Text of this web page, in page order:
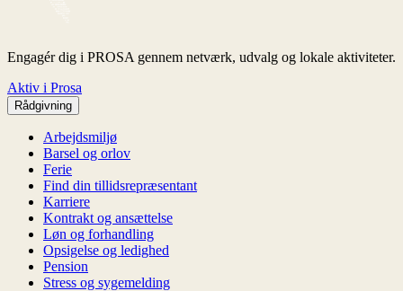
Engagér dig i PROSA gennem netværk, udvalg og lokale aktiviteter.
Aktiv i Prosa
Rådgivning
Arbejdsmiljø
Barsel og orlov
Ferie
Find din tillidsrepræsentant
Karriere
Kontrakt og ansættelse
Løn og forhandling
Opsigelse og ledighed
Pension
Stress og sygemelding